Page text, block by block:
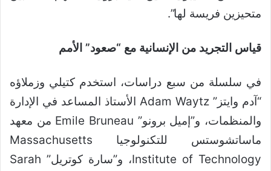
متحيزين فريسة لها”.
قياس التجريد من الإنسانية مع “صعود” الأمم
في سلسلة من سبع دراسات، استخدم كتيلي وزملاؤه
“آدم وايتز” Adam Waytz الأستاذ المساعد في الإدارة
والمنظمات، و”إميل برونو” Emile Bruneau من معهد
ماساتشوستس للتكنولوجيا Massachusetts
Institute of Technology، و”سارة كوتريل” Sarah